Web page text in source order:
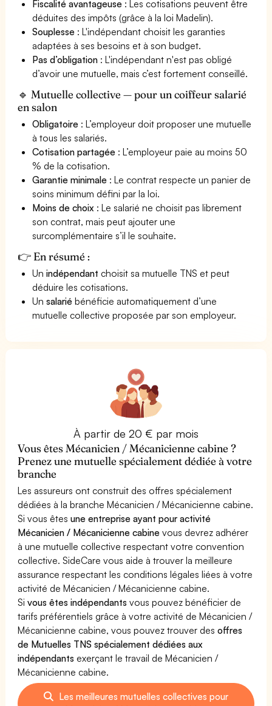
Fiscalité avantageuse : Les cotisations peuvent être
déduites des impôts (grâce à la loi Madelin).
Souplesse : L'indépendant choisit les garanties
adaptées à ses besoins et à son budget.
Pas d’obligation : L'indépendant n'est pas obligé
d’avoir une mutuelle, mais c’est fortement conseillé.
🔹 Mutuelle collective — pour un coiffeur salarié
en salon
Obligatoire : L’employeur doit proposer une mutuelle
à tous les salariés.
Cotisation partagée : L’employeur paie au moins 50
% de la cotisation.
Garantie minimale : Le contrat respecte un panier de
soins minimum défini par la loi.
Moins de choix : Le salarié ne choisit pas librement
son contrat, mais peut ajouter une
surcomplémentaire s’il le souhaite.
👉 En résumé :
Unindépendant choisit sa mutuelle TNS et peut
déduire les cotisations.
Unsalarié bénéficie automatiquement d’une
mutuelle collective proposée par son employeur.
À partir de 20 € par mois
Vous êtes Mécanicien / Mécanicienne cabine ?
Prenez une mutuelle spécialement dédiée à votre
branche
Les assureurs ont construit des offres spécialement
dédiées à la branche Mécanicien / Mécanicienne cabine.
Si vous êtesune entreprise ayant pour activité
Mécanicien / Mécanicienne cabine vous devrez adhérer
à une mutuelle collective respectant votre convention
collective. SideCare vous aide à trouver la meilleure
assurance respectant les conditions légales liées à votre
activité de Mécanicien / Mécanicienne cabine.
Sivous êtes indépendants vous pouvez bénéficier de
tarifs préférentiels grâce à votre activité de Mécanicien /
Mécanicienne cabine, vous pouvez trouver desoffres
de Mutuelles TNS spécialement dédiées aux
indépendants exerçant le travail de Mécanicien /
Mécanicienne cabine.
Les meilleures mutuelles collectives pour